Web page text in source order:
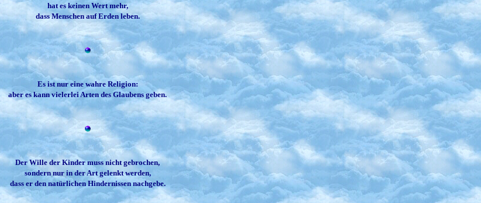
hat es keinen Wert mehr,
dass Menschen auf Erden leben.
Es ist nur eine wahre Religion:
aber es kann vielerlei Arten des Glaubens geben.
Der Wille der Kinder muss nicht gebrochen,
sondern nur in der Art gelenkt werden,
dass er den natürlichen Hindernissen nachgebe.